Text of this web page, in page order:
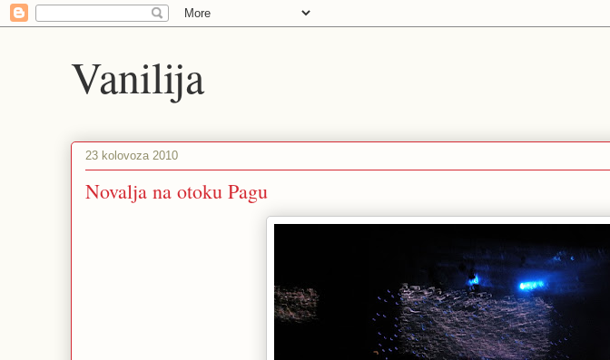
Vanilija
23 kolovoza 2010
Novalja na otoku Pagu